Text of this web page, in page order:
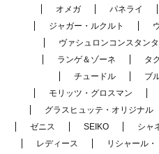
オメガ
パネライ
ジャガー・ルクルト
ヴァシュロンコンスタン
ランゲ＆ゾーネ
タ
チュードル
ブ
モリッツ・グロスマン
グラスヒュッテ・オリジナル
ゼニス
SEIKO シャ
レディース
リシャール・